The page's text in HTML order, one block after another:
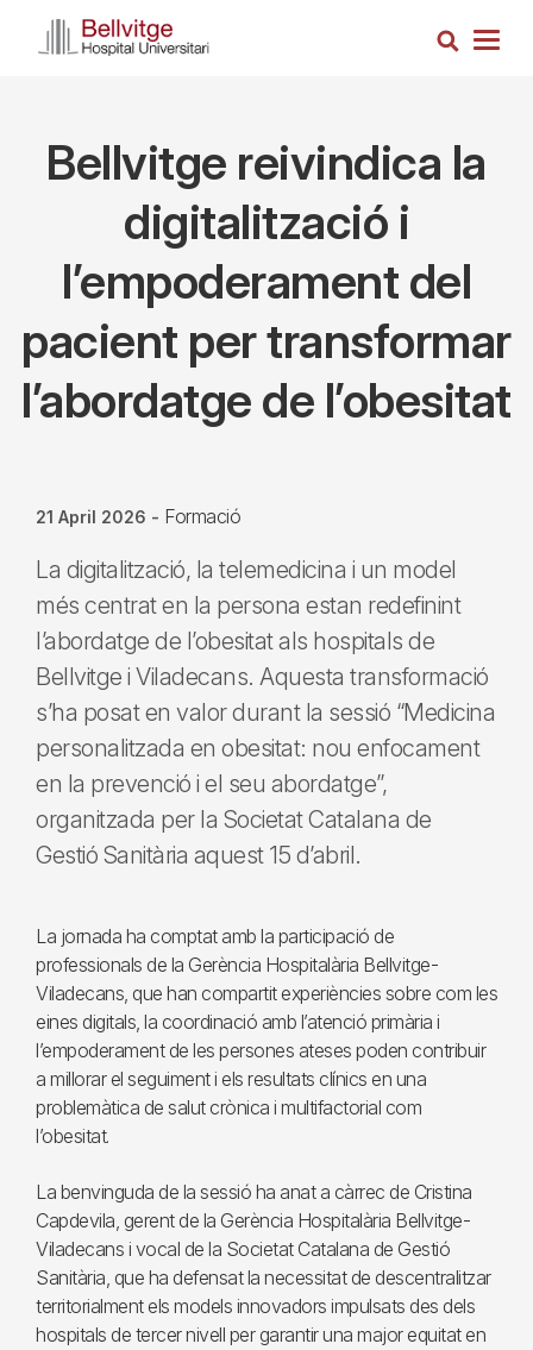
Search
Bellvitge reivindica la
digitalització i
l’empoderament del
pacient per transformar
l’abordatge de l’obesitat
21 April 2026 - Formació
La digitalització, la telemedicina i un model
més centrat en la persona estan redefinint
l’abordatge de l’obesitat als hospitals de
Bellvitge i Viladecans. Aquesta transformació
s’ha posat en valor durant la sessió “Medicina
personalitzada en obesitat: nou enfocament
en la prevenció i el seu abordatge”,
organitzada per la Societat Catalana de
Gestió Sanitària aquest 15 d’abril.
La jornada ha comptat amb la participació de
professionals de la Gerència Hospitalària Bellvitge-
Viladecans, que han compartit experiències sobre com les
eines digitals, la coordinació amb l’atenció primària i
l’empoderament de les persones ateses poden contribuir
a millorar el seguiment i els resultats clínics en una
problemàtica de salut crònica i multifactorial com
l’obesitat.
La benvinguda de la sessió ha anat a càrrec de Cristina
Capdevila, gerent de la Gerència Hospitalària Bellvitge-
Viladecans i vocal de la Societat Catalana de Gestió
Sanitària, que ha defensat la necessitat de descentralitzar
territorialment els models innovadors impulsats des dels
hospitals de tercer nivell per garantir una major equitat en